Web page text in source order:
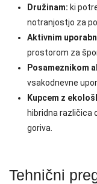
Družinam: ki
notranjostjo za
Aktivnim
prostorom za
Posameznikom
vsakodnevne
Kupcem z
hibridna različica
goriva.
Tehnični